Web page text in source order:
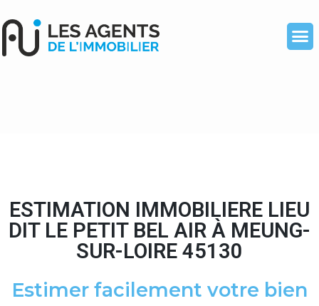
ESTIMATION IMMOBILIERE LIEU
DIT LE PETIT BEL AIR À MEUNG-
SUR-LOIRE 45130
Estimer facilement votre bien